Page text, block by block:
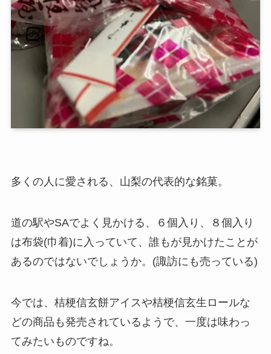
多くの人に愛される、山梨の代表的な銘菓。
道の駅やSAでよく見かける、６個入り、８個入り
は布袋(巾着)に入っていて、誰もが見かけたことが
あるのではないでしょうか。(諏訪にも売っている)
今では、桔梗信玄餅アイスや桔梗信玄生ロールな
どの商品も発売されているようで、一度は味わっ
てみたいものですね。